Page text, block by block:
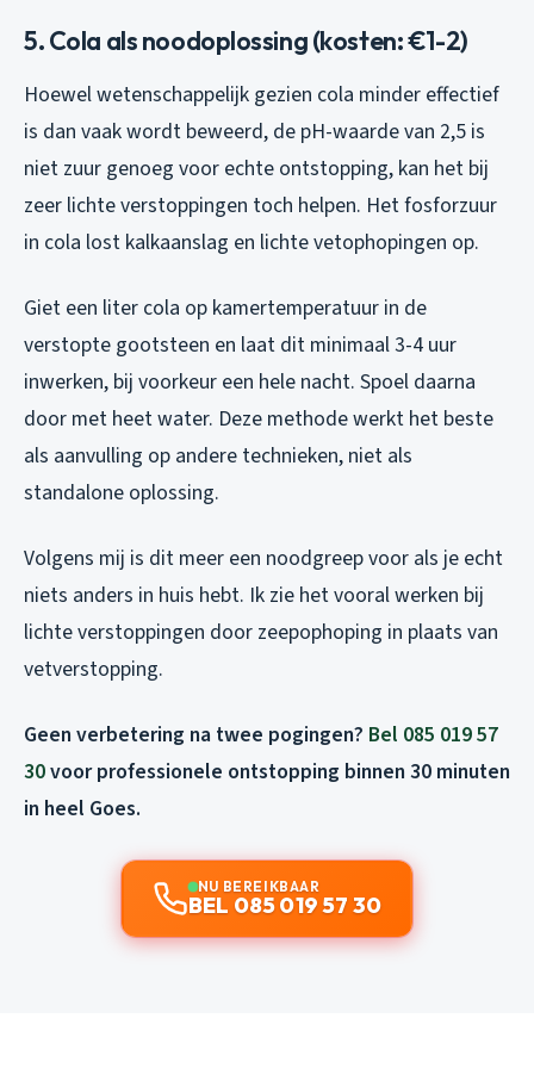
5. Cola als noodoplossing (kosten: €1-2)
Hoewel wetenschappelijk gezien cola minder effectief
is dan vaak wordt beweerd, de pH-waarde van 2,5 is
niet zuur genoeg voor echte ontstopping, kan het bij
zeer lichte verstoppingen toch helpen. Het fosforzuur
in cola lost kalkaanslag en lichte vetophopingen op.
Giet een liter cola op kamertemperatuur in de
verstopte gootsteen en laat dit minimaal 3-4 uur
inwerken, bij voorkeur een hele nacht. Spoel daarna
door met heet water. Deze methode werkt het beste
als aanvulling op andere technieken, niet als
standalone oplossing.
Volgens mij is dit meer een noodgreep voor als je echt
niets anders in huis hebt. Ik zie het vooral werken bij
lichte verstoppingen door zeepophoping in plaats van
vetverstopping.
Geen verbetering na twee pogingen? Bel 085 019 57
30voor professionele ontstopping binnen 30 minuten
in heel Goes.
NU BEREIKBAAR
BEL 085 019 57 30